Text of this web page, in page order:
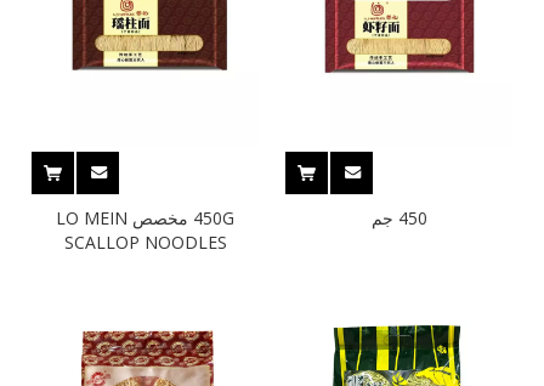
450 جم
450G مخصص LO MEIN
SCALLOP NOODLES